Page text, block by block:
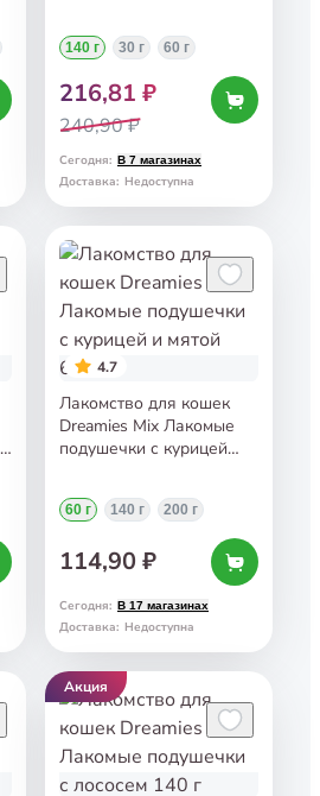
140 г 30 г 60 г
216,81 ₽
240,90 ₽
Сегодня: В 7 магазинах
Доставка: Недоступна
4.7
Лакомство для кошек
Dreamies Mix Лакомые
подушечки с курицей
60 г 140 г 200 г
114,90 ₽
Сегодня: В 17 магазинах
Доставка: Недоступна
Акция